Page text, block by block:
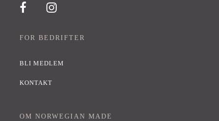
FOR BEDRIFTER
BLI MEDLEM
KONTAKT
OM NORWEGIAN MADE